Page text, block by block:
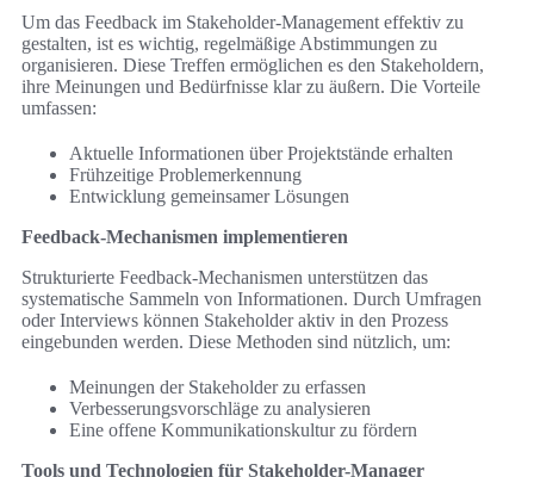
Um das Feedback im Stakeholder-Management effektiv zu
gestalten, ist es wichtig, regelmäßige Abstimmungen zu
organisieren. Diese Treffen ermöglichen es den Stakeholdern,
ihre Meinungen und Bedürfnisse klar zu äußern. Die Vorteile
umfassen:
Aktuelle Informationen über Projektstände erhalten
Frühzeitige Problemerkennung
Entwicklung gemeinsamer Lösungen
Feedback-Mechanismen implementieren
Strukturierte Feedback-Mechanismen unterstützen das
systematische Sammeln von Informationen. Durch Umfragen
oder Interviews können Stakeholder aktiv in den Prozess
eingebunden werden. Diese Methoden sind nützlich, um:
Meinungen der Stakeholder zu erfassen
Verbesserungsvorschläge zu analysieren
Eine offene Kommunikationskultur zu fördern
Tools und Technologien für Stakeholder-Manager